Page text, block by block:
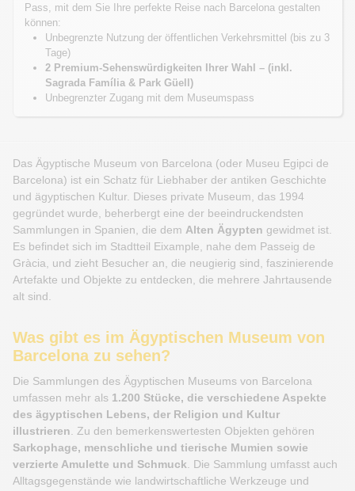
Pass, mit dem Sie Ihre perfekte Reise nach Barcelona gestalten
können:
Unbegrenzte Nutzung der öffentlichen Verkehrsmittel (bis zu 3
Tage)
2 Premium-Sehenswürdigkeiten Ihrer Wahl – (inkl.
Sagrada Família & Park Güell)
Unbegrenzter Zugang mit dem Museumspass
Das Ägyptische Museum von Barcelona (oder Museu Egipci de
Barcelona) ist ein Schatz für Liebhaber der antiken Geschichte
und ägyptischen Kultur. Dieses private Museum, das 1994
gegründet wurde, beherbergt eine der beeindruckendsten
Sammlungen in Spanien, die dem Alten Ägypten gewidmet ist.
Es befindet sich im Stadtteil Eixample, nahe dem Passeig de
Gràcia, und zieht Besucher an, die neugierig sind, faszinierende
Artefakte und Objekte zu entdecken, die mehrere Jahrtausende
alt sind.
Was gibt es im Ägyptischen Museum von
Barcelona zu sehen?
Die Sammlungen des Ägyptischen Museums von Barcelona
umfassen mehr als 1.200 Stücke, die verschiedene Aspekte
des ägyptischen Lebens, der Religion und Kultur
illustrieren . Zu den bemerkenswertesten Objekten gehören
Sarkophage, menschliche und tierische Mumien sowie
verzierte Amulette und Schmuck . Die Sammlung umfasst auch
Alltagsgegenstände wie landwirtschaftliche Werkzeuge und